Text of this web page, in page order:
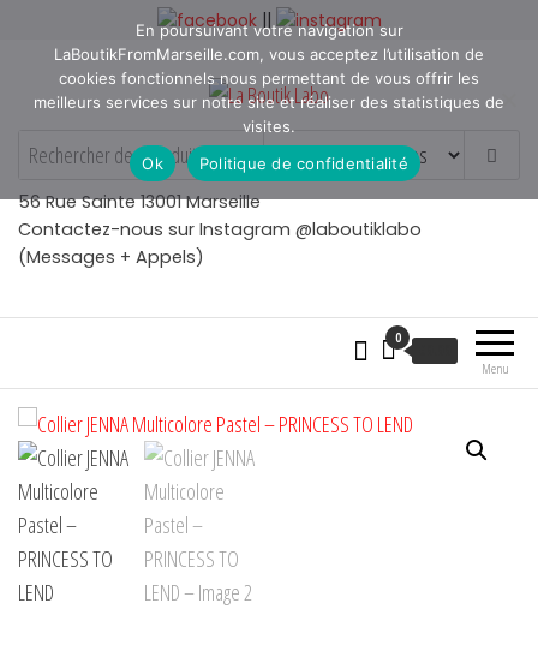
||
La Boutik Labo
La boutique de denicheur
de talents à Marseille en
Provence
56 Rue Sainte 13001 Marseille
Contactez-nous sur Instagram @laboutiklabo
(Messages + Appels)
Menu
0
En poursuivant votre navigation sur
LaBoutikFromMarseille.com, vous acceptez l’utilisation de
cookies fonctionnels nous permettant de vous offrir les
meilleurs services sur notre site et réaliser des statistiques de
visites.
Ok
Politique de confidentialité